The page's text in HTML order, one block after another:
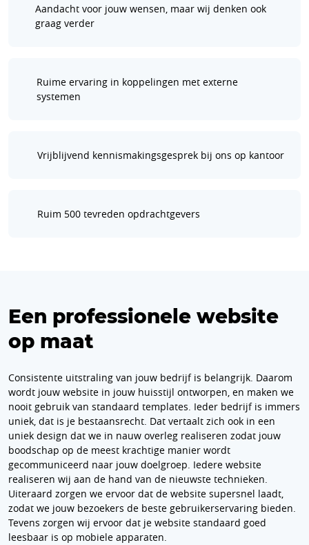
Aandacht voor jouw wensen, maar wij denken ook
graag verder
Ruime ervaring in koppelingen met externe
systemen
Vrijblijvend kennismakingsgesprek bij ons op kantoor
Ruim 500 tevreden opdrachtgevers
Een professionele website
op maat
Consistente uitstraling van jouw bedrijf is belangrijk. Daarom
wordt jouw website in jouw huisstijl ontworpen, en maken we
nooit gebruik van standaard templates. Ieder bedrijf is immers
uniek, dat is je bestaansrecht. Dat vertaalt zich ook in een
uniek design dat we in nauw overleg realiseren zodat jouw
boodschap op de meest krachtige manier wordt
gecommuniceerd naar jouw doelgroep. Iedere website
realiseren wij aan de hand van de nieuwste technieken.
Uiteraard zorgen we ervoor dat de website supersnel laadt,
zodat we jouw bezoekers de beste gebruikerservaring bieden.
Tevens zorgen wij ervoor dat je website standaard goed
leesbaar is op mobiele apparaten.